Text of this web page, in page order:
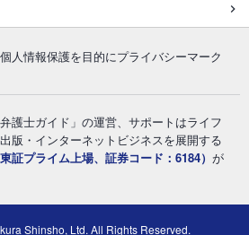
人情報保護を目的にプライバシーマーク
護士ガイド」の運営、サポートはライフ
版・インターネットビジネスを展開する
証プライム上場、証券コード：6184） が
Shinsho, Ltd. All Rights Reserved.